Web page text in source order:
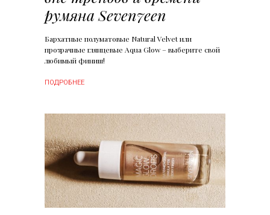
румяна Seven7een
Бархатные полуматовые Natural Velvet или
прозрачные глянцевые Aqua Glow – выберите свой
любимый финиш!
ПОДРОБНЕЕ